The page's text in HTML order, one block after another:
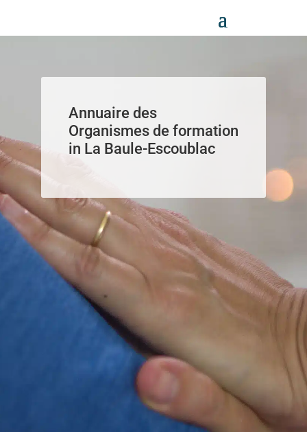
Annuaire des
Organismes de formation
in La Baule-Escoublac